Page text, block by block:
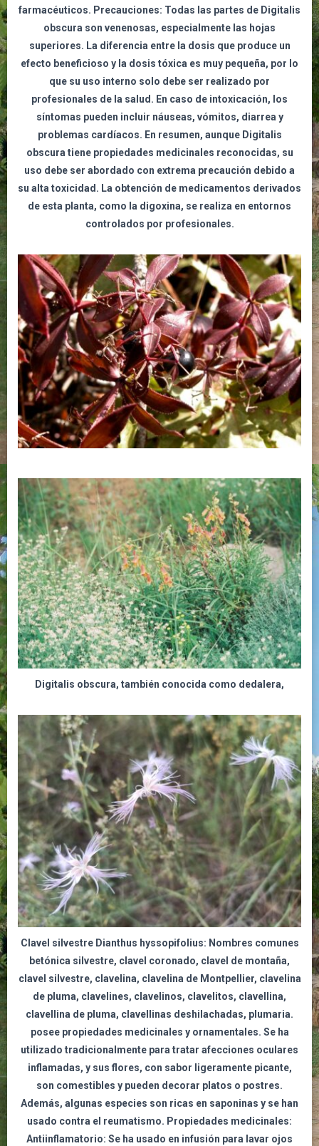
farmacéuticos. Precauciones: Todas las partes de Digitalis
obscura son venenosas, especialmente las hojas
superiores. La diferencia entre la dosis que produce un
efecto beneficioso y la dosis tóxica es muy pequeña, por lo
que su uso interno solo debe ser realizado por
profesionales de la salud. En caso de intoxicación, los
síntomas pueden incluir náuseas, vómitos, diarrea y
problemas cardíacos. En resumen, aunque Digitalis
obscura tiene propiedades medicinales reconocidas, su
uso debe ser abordado con extrema precaución debido a
su alta toxicidad. La obtención de medicamentos derivados
de esta planta, como la digoxina, se realiza en entornos
controlados por profesionales.
Digitalis obscura, también conocida como dedalera,
Clavel silvestre Dianthus hyssopifolius: Nombres comunes
betónica silvestre, clavel coronado, clavel de montaña,
clavel silvestre, clavelina, clavelina de Montpellier, clavelina
de pluma, clavelines, clavelinos, clavelitos, clavellina,
clavellina de pluma, clavellinas deshilachadas, plumaria.
posee propiedades medicinales y ornamentales. Se ha
utilizado tradicionalmente para tratar afecciones oculares
inflamadas, y sus flores, con sabor ligeramente picante,
son comestibles y pueden decorar platos o postres.
Además, algunas especies son ricas en saponinas y se han
usado contra el reumatismo. Propiedades medicinales:
Antiinflamatorio: Se ha usado en infusión para lavar ojos